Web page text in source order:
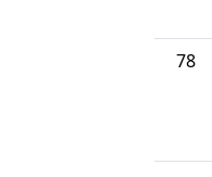
78